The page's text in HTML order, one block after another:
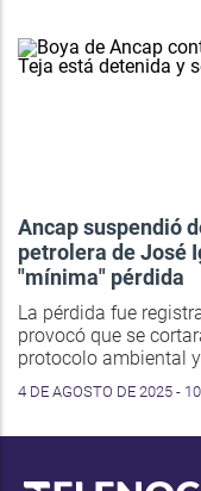
Ancap suspendió
petrolera de José
"mínima" pérdida
La pérdida fue
provocó que se
protocolo ambiental
4 DE AGOSTO DE 2025 -